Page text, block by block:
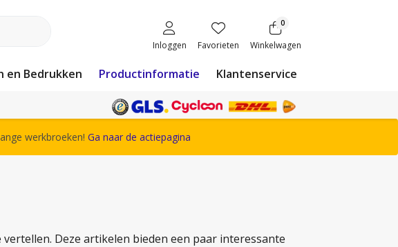
Inloggen Favorieten
0
Winkelwagen
en Bedrukken Productinformatie Klantenservice
Het complete Snickers Workwear assortiment
werkbroeken! Ga naar de actiepagina
Deze artikelen bieden een paar interessante